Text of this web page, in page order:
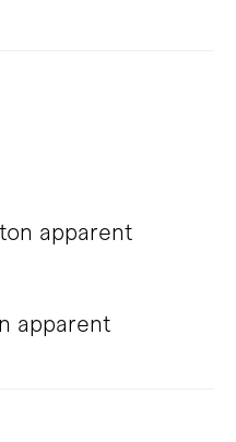
apparent
apparent